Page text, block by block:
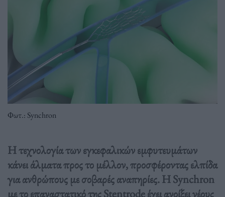
Φωτ.: Synchron
Η τεχνολογία των εγκεφαλικών εμφυτευμάτων
κάνει άλματα προς το μέλλον, προσφέροντας ελπίδα
για ανθρώπους με σοβαρές αναπηρίες. Η Synchron
με το επαναστατικό της Stentrode έχει ανοίξει νέους